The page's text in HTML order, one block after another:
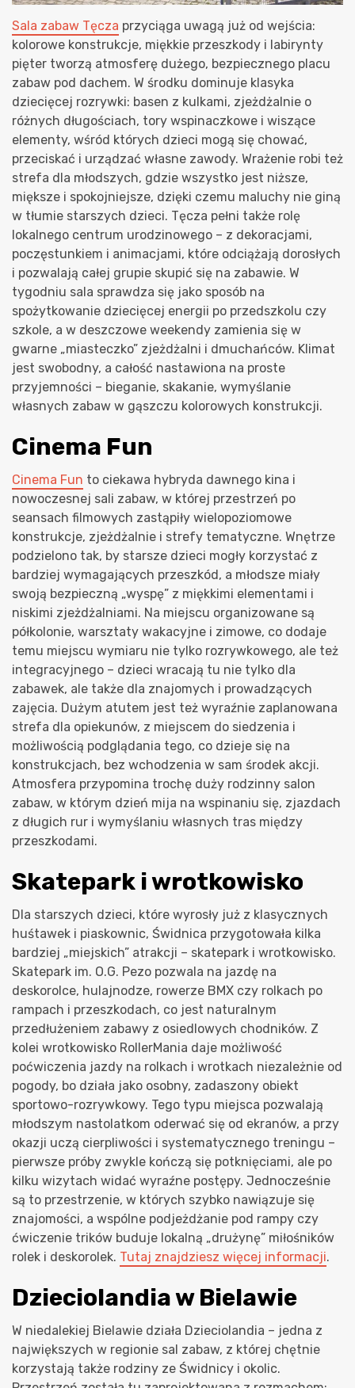
Sala zabaw Tęcza przyciąga uwagą już od wejścia:
kolorowe konstrukcje, miękkie przeszkody i labirynty
pięter tworzą atmosferę dużego, bezpiecznego placu
zabaw pod dachem. W środku dominuje klasyka
dziecięcej rozrywki: basen z kulkami, zjeżdżalnie o
różnych długościach, tory wspinaczkowe i wiszące
elementy, wśród których dzieci mogą się chować,
przeciskać i urządzać własne zawody. Wrażenie robi też
strefa dla młodszych, gdzie wszystko jest niższe,
miększe i spokojniejsze, dzięki czemu maluchy nie giną
w tłumie starszych dzieci. Tęcza pełni także rolę
lokalnego centrum urodzinowego – z dekoracjami,
poczęstunkiem i animacjami, które odciążają dorosłych
i pozwalają całej grupie skupić się na zabawie. W
tygodniu sala sprawdza się jako sposób na
spożytkowanie dziecięcej energii po przedszkolu czy
szkole, a w deszczowe weekendy zamienia się w
gwarne „miasteczko” zjeżdżalni i dmuchańców. Klimat
jest swobodny, a całość nastawiona na proste
przyjemności – bieganie, skakanie, wymyślanie
własnych zabaw w gąszczu kolorowych konstrukcji.
Cinema Fun
Cinema Fun to ciekawa hybryda dawnego kina i
nowoczesnej sali zabaw, w której przestrzeń po
seansach filmowych zastąpiły wielopoziomowe
konstrukcje, zjeżdżalnie i strefy tematyczne. Wnętrze
podzielono tak, by starsze dzieci mogły korzystać z
bardziej wymagających przeszkód, a młodsze miały
swoją bezpieczną „wyspę” z miękkimi elementami i
niskimi zjeżdżalniami. Na miejscu organizowane są
półkolonie, warsztaty wakacyjne i zimowe, co dodaje
temu miejscu wymiaru nie tylko rozrywkowego, ale też
integracyjnego – dzieci wracają tu nie tylko dla
zabawek, ale także dla znajomych i prowadzących
zajęcia. Dużym atutem jest też wyraźnie zaplanowana
strefa dla opiekunów, z miejscem do siedzenia i
możliwością podglądania tego, co dzieje się na
konstrukcjach, bez wchodzenia w sam środek akcji.
Atmosfera przypomina trochę duży rodzinny salon
zabaw, w którym dzień mija na wspinaniu się, zjazdach
z długich rur i wymyślaniu własnych tras między
przeszkodami.
Skatepark i wrotkowisko
Dla starszych dzieci, które wyrosły już z klasycznych
huśtawek i piaskownic, Świdnica przygotowała kilka
bardziej „miejskich” atrakcji – skatepark i wrotkowisko.
Skatepark im. O.G. Pezo pozwala na jazdę na
deskorolce, hulajnodze, rowerze BMX czy rolkach po
rampach i przeszkodach, co jest naturalnym
przedłużeniem zabawy z osiedlowych chodników. Z
kolei wrotkowisko RollerMania daje możliwość
poćwiczenia jazdy na rolkach i wrotkach niezależnie od
pogody, bo działa jako osobny, zadaszony obiekt
sportowo-rozrywkowy. Tego typu miejsca pozwalają
młodszym nastolatkom oderwać się od ekranów, a przy
okazji uczą cierpliwości i systematycznego treningu –
pierwsze próby zwykle kończą się potknięciami, ale po
kilku wizytach widać wyraźne postępy. Jednocześnie
są to przestrzenie, w których szybko nawiązuje się
znajomości, a wspólne podjeżdżanie pod rampy czy
ćwiczenie trików buduje lokalną „drużynę” miłośników
rolek i deskorolek. Tutaj znajdziesz więcej informacji.
Dzieciolandia w Bielawie
W niedalekiej Bielawie działa Dzieciolandia – jedna z
największych w regionie sal zabaw, z której chętnie
korzystają także rodziny ze Świdnicy i okolic.